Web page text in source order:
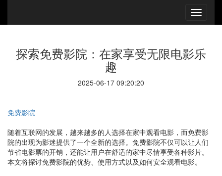
探索免费影院：在家享受无限电影乐
趣
2025-06-17 09:20:20
免费影院
随着互联网的发展，越来越多的人选择在家中观看电影，而免费影
院的出现为影迷提供了一个全新的选择。免费影院不仅可以让人们
节省电影票的开销，还能让用户在舒适的家中尽情享受各种影片。
本文将探讨免费影院的优势、使用方式以及如何安全观看电影。